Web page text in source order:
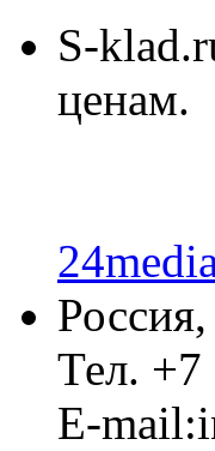
S-
ценам.
Тел.
E-